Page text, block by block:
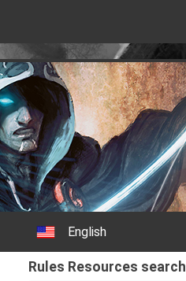
English
Rules Resources search